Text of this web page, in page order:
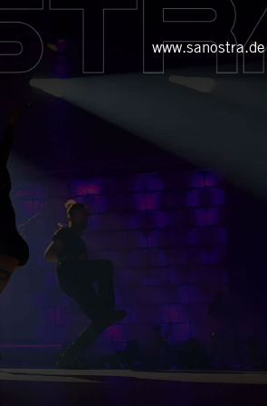
www.sanostra.de